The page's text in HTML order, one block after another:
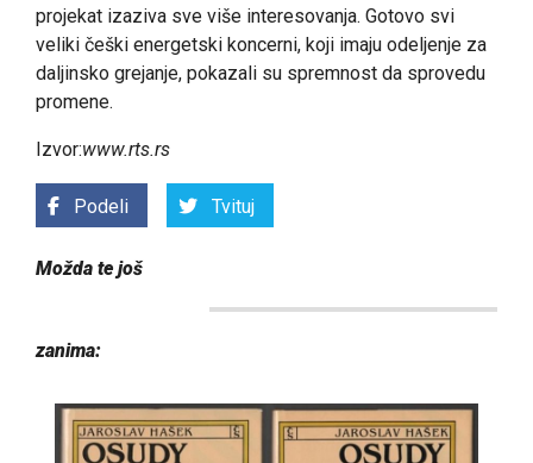
projekat izaziva sve više interesovanja. Gotovo svi
veliki češki energetski koncerni, koji imaju odeljenje za
daljinsko grejanje, pokazali su spremnost da sprovedu
promene.
Izvor:www.rts.rs
Podeli Tvituj
Možda te još
zanima: